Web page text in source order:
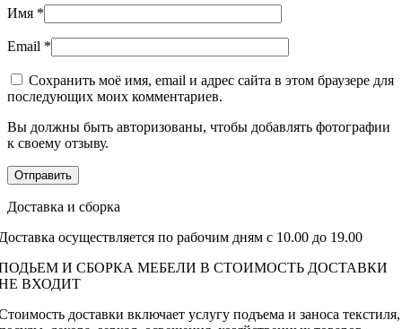
Имя *
Email *
Сохранить моё имя, email и адрес сайта в этом браузере для
последующих моих комментариев.
Вы должны быть авторизованы, чтобы добавлять фотографии
к своему отзыву.
Доставка и сборка
осуществляется по рабочим дням с 10.00 до 19.00
И СБОРКА МЕБЕЛИ В СТОИМОСТЬ ДОСТАВКИ
ВХОДИТ
доставки включает услугу подъема и заноса текстиля,